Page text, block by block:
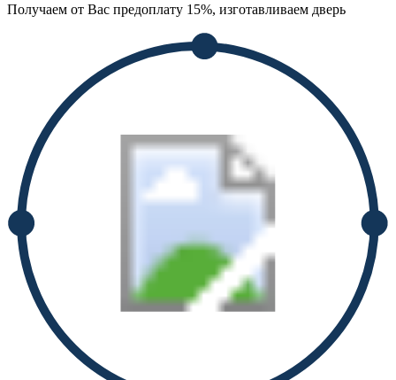
Получаем от Вас предоплату 15%, изготавливаем дверь